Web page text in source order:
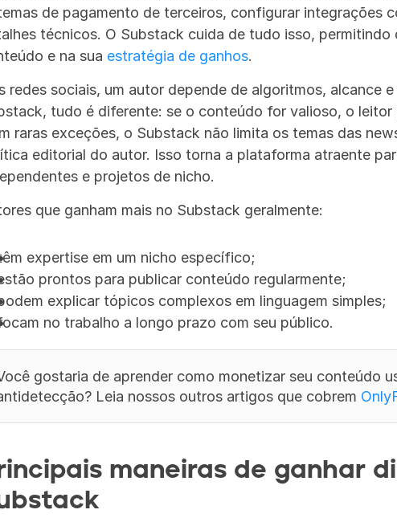
de pagamento de terceiros, configurar integrações
técnicos. O Substack cuida de tudo isso, permitindo
e na sua estratégia de ganhos.
redes sociais, um autor depende de algoritmos, alcance
tudo é diferente: se o conteúdo for valioso, o leitor
raras exceções, o Substack não limita os temas das
editorial do autor. Isso torna a plataforma atraente
e projetos de nicho.
que ganham mais no Substack geralmente:
expertise em um nicho específico;
prontos para publicar conteúdo regularmente;
explicar tópicos complexos em linguagem simples;
no trabalho a longo prazo com seu público.
gostaria de aprender como monetizar seu conteúdo
Leia nossos outros artigos que cobrem
maneiras de ganhar